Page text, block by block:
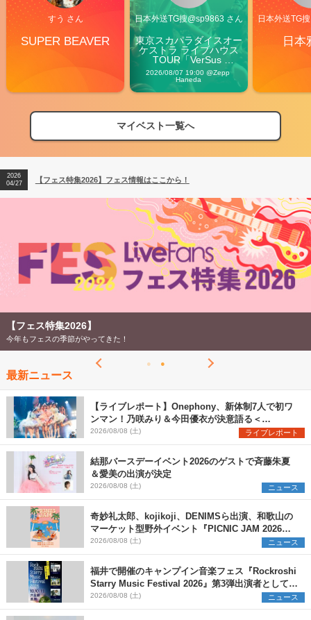
すう さん
SUPER BEAVER
日本外送TG搜@sp9863 さん
東京スカパラダイスオー
ケストラ ライブハウス
TOUR「VerSus
Carnival」
2026/08/07 19:00 @Zepp
Haneda
日本外送TG
日本
マイベスト一覧へ
【フェス特集2026】フェス情報はここから！
【ライブ動員ランキング】2026年上半期編発表！
2026
04/27
【フェス特集2026】フェス情報はここから！
2026
【ライブ動員ランキング】2026年上半期編発表！
【フェス特集2026】
今年もフェスの季節がやってきた！
最新ニュース
【ライブレポート】Onephony、新体制7人で初ワ
ンマン！乃咲みり＆今田優衣が決意語る＜
Onephony新体制1st Oneman Live はじまりの夏
＞
2026/08/08 (土) ライブレポート
結那バースデーイベント2026のゲストで斉藤朱夏
＆愛美の出演が決定
2026/08/08 (土) ニュース
奇妙礼太郎、kojikoji、DENIMSら出演、和歌山の
マーケット型野外イベント『PICNIC JAM 2026』
早割チケット発売開始
2026/08/08 (土) ニュース
福井で開催のキャンプイン音楽フェス『Rockroshi
Starry Music Festival 2026』第3弾出演者として
SCOOBIE DO、かりゆし58、Reiを発表
2026/08/08 (土) ニュース